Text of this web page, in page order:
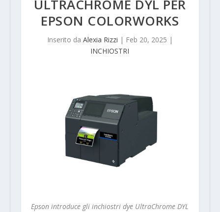
ULTRACHROME DYL PER
EPSON COLORWORKS
Inserito da Alexia Rizzi | Feb 20, 2025 |
INCHIOSTRI
Epson introduce gli inchiostri dye UltraChrome DYL